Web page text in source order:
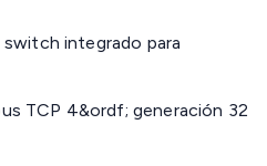
integrado para
TCP 4&ordf; generación 32